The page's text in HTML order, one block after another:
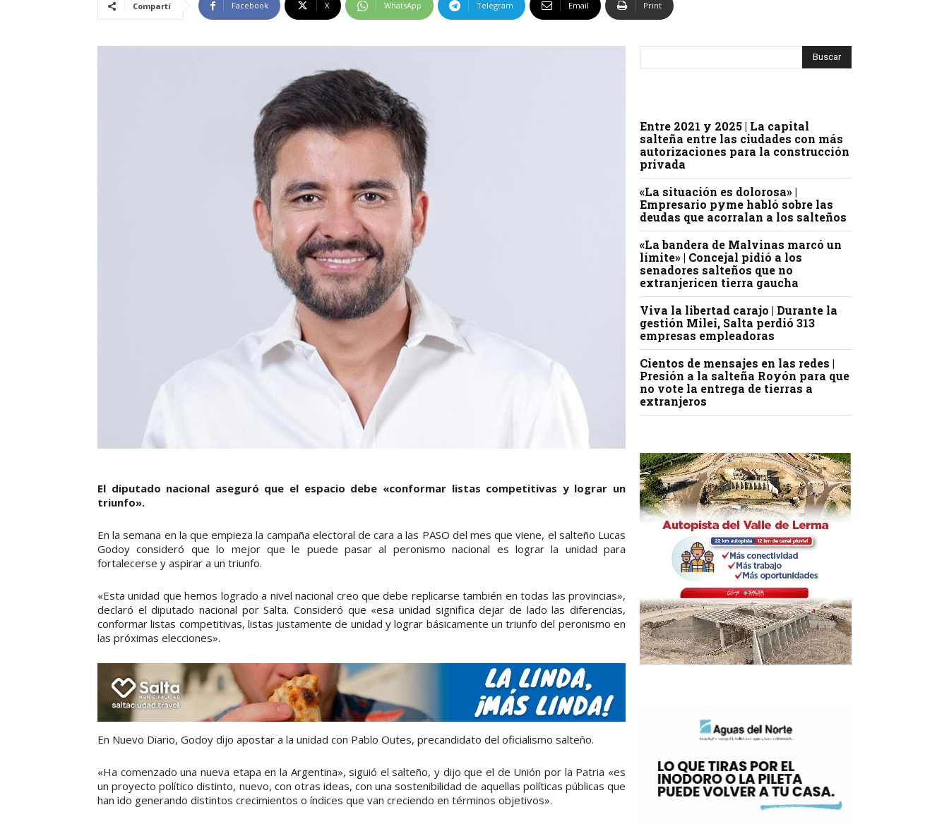
Compartí Facebook X WhatsApp Telegram Email Print
El diputado nacional aseguró que el espacio debe «conformar listas competitivas y lograr un
triunfo».
En la semana en la que empieza la campaña electoral de cara a las PASO del mes que viene, el salteño Lucas
Godoy consideró que lo mejor que le puede pasar al peronismo nacional es lograr la unidad para
fortalecerse y aspirar a un triunfo.
«Esta unidad que hemos logrado a nivel nacional creo que debe replicarse también en todas las provincias»,
declaró el diputado nacional por Salta. Consideró que «esa unidad significa dejar de lado las diferencias,
conformar listas competitivas, listas justamente de unidad y lograr básicamente un triunfo del peronismo en
las próximas elecciones».
En Nuevo Diario, Godoy dijo apostar a la unidad con Pablo Outes, precandidato del oficialismo salteño.
«Ha comenzado una nueva etapa en la Argentina», siguió el salteño, y dijo que el de Unión por la Patria «es
un proyecto político distinto, nuevo, con otras ideas, con una sostenibilidad de aquellas políticas públicas que
han ido generando distintos crecimientos o índices que van creciendo en términos objetivos».
Entre 2021 y 2025 | La capital
salteña entre las ciudades con más
autorizaciones para la construcción
privada
«La situación es dolorosa» |
Empresario pyme habló sobre las
deudas que acorralan a los salteños
«La bandera de Malvinas marcó un
límite» | Concejal pidió a los
senadores salteños que no
extranjericen tierra gaucha
Viva la libertad carajo | Durante la
gestión Milei, Salta perdió 313
empresas empleadoras
Cientos de mensajes en las redes |
Presión a la salteña Royón para que
no vote la entrega de tierras a
extranjeros